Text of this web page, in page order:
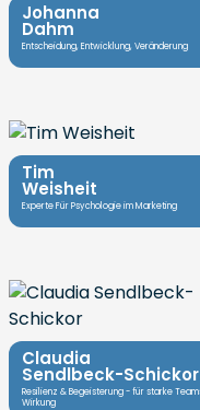
Johanna
Dahm
Entscheidung, Entwicklung, Veränderung
Tim
Weisheit
Experte Für Psychologie im Marketing
Claudia
Sendlbeck-Schickor
Resilienz & Begeisterung - für starke
Wirkung